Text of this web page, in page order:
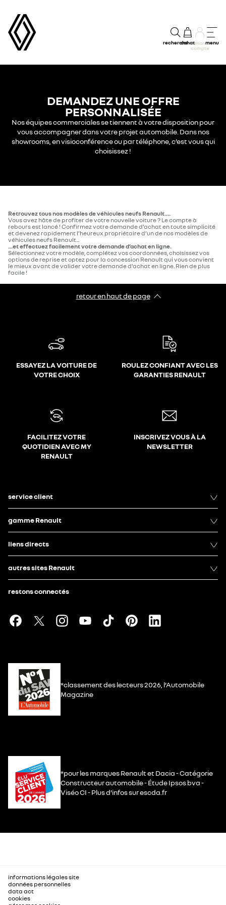
rechercheachatmon
compte
menu
DEMANDEZ UNE OFFRE
PERSONNALISÉE
Nos équipes commerciales se tiennent à votre disposition pour
vous accompagner dans votre projet automobile. Dans nos
showrooms, en visioconférence ou par téléphone, c’est vous qui
choisissez !​
Retrouvez tous nos modèles de véhicules neufs Renault....
Vous avez hâte de profiter de votre nouvelle voiture ? Le compte à
rebours est lancé ! Confirmez votre demande d’achat en toute simplicité
et devenez rapidement l’heureux propriétaire d’un de nos modèles de
véhicules neufs Renault...
...et effectuez facilement votre demande d’achat en ligne.
Sélectionnez votre modèle, complétez vos coordonnées, choisissez vos
options de reprise et optez pour la concession Renault qui vous convient
le mieux avant de valider votre demande d’achat en ligne. Rien de plus
facile !
retour en haut de page​
ESSAYEZ LA VOITURE DE
VOTRE CHOIX
ROULEZ CONFIANT AVEC LES
GARANTIES RENAULT
FACILITEZ VOTRE
QUOTIDIEN AVEC MY
RENAULT
INSCRIVEZ VOUS À LA
NEWSLETTER
service client
gamme Renault
liens directs
autres sites Renault
restons connectés
*classement des lecteurs 2026, l’Automobile
Magazine
*pour les marques Renault et Dacia - Catégorie
Constructeur automobile - Étude Ipsos bva -
Viséo CI - Plus d’infos sur escda.fr
informations légales site
données personnelles
data act
cookies